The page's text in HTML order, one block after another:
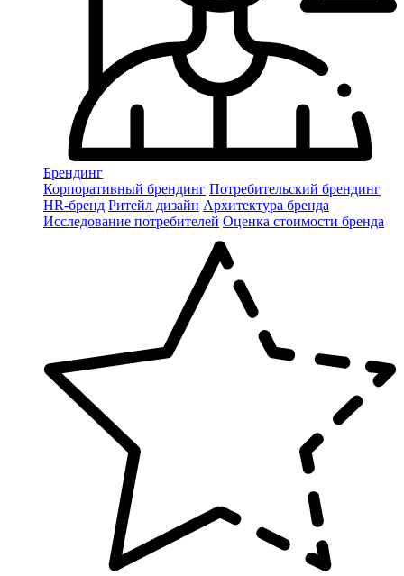
Брендинг
Корпоративный брендинг Потребительский брендинг
НR-бренд Ритейл дизайн Архитектура бренда
Исследование потребителей Оценка стоимости бренда